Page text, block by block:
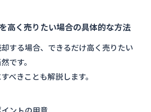
高く売りたい場合の具体的な方法
する場合、できるだけ高く売りたい
です。
べきことも解説します。